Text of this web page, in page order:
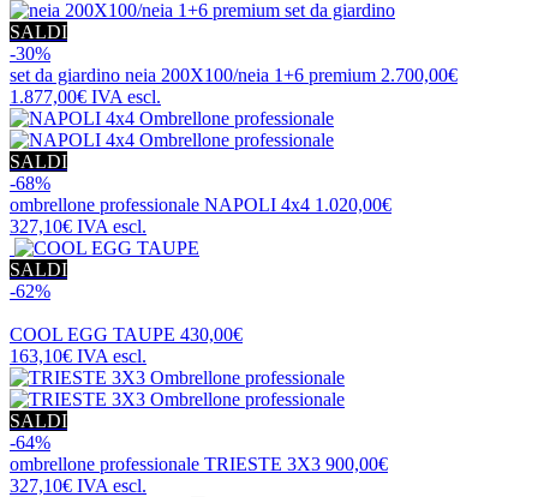
SALDI
-30%
set da giardino neia 200X100/neia 1+6 premium 2.700,00€
1.877,00€ IVA escl.
SALDI
-68%
ombrellone professionale NAPOLI 4x4 1.020,00€
327,10€ IVA escl.
SALDI
-62%
COOL EGG TAUPE 430,00€
163,10€ IVA escl.
SALDI
-64%
ombrellone professionale TRIESTE 3X3 900,00€
327,10€ IVA escl.